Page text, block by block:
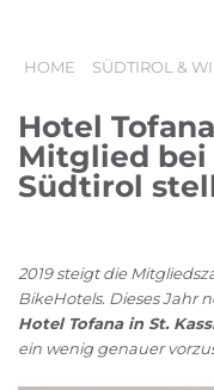
HOME SÜDTIROL &
Hotel
Mitglied bei
Südtirol
2019 steigt die
BikeHotels. Dieses Jahr
Hotel Tofana in St.
ein wenig genauer